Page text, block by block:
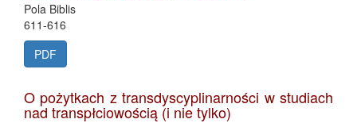
Pola Biblis
611-616
PDF
O pożytkach z transdyscyplinarności w studiach
nad transpłciowością (i nie tylko)